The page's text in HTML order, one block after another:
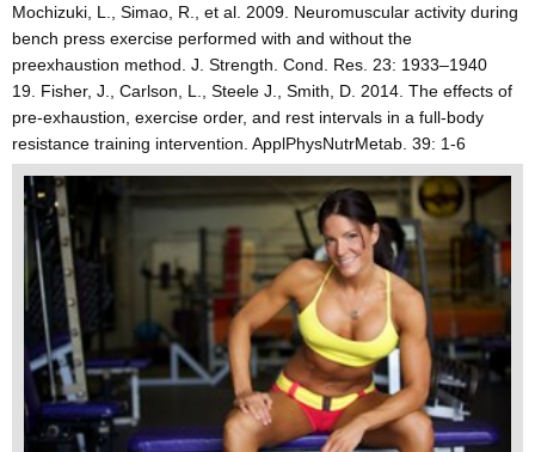
Mochizuki, L., Simao, R., et al. 2009. Neuromuscular activity during
bench press exercise performed with and without the
preexhaustion method. J. Strength. Cond. Res. 23: 1933–1940
Fisher, J., Carlson, L., Steele J., Smith, D. 2014. The effects of
pre-exhaustion, exercise order, and rest intervals in a full-body
resistance training intervention. ApplPhysNutrMetab. 39: 1-6